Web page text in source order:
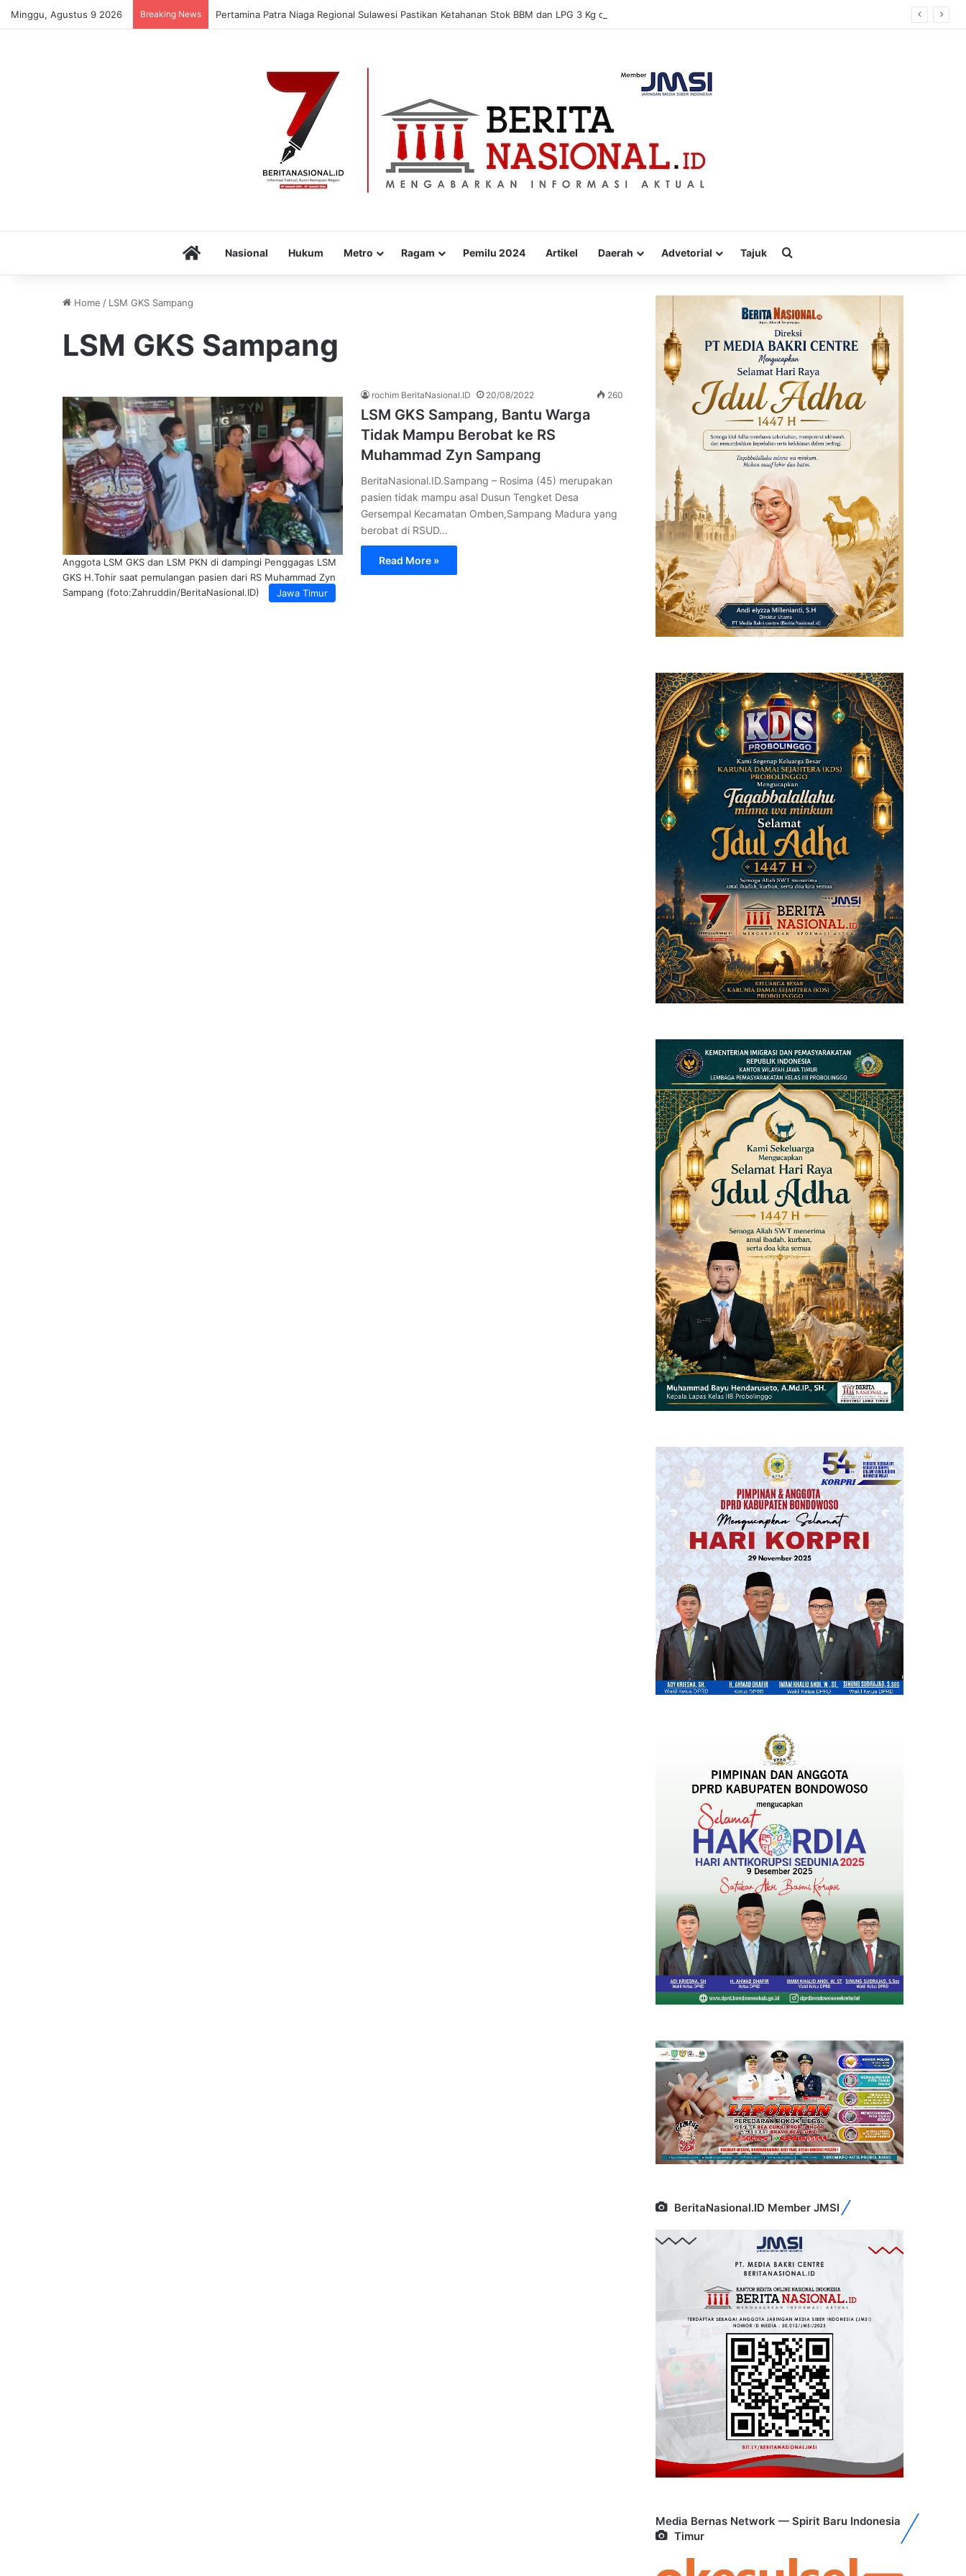
Minggu, Agustus 9 2026 Breaking News Pertamina Patra Niaga Regional Sulawesi Pastikan Ketahanan Stok BBM dan LPG 3 Kg di Bone
HomeNasional Hukum Metro Ragam Pemilu 2024 Artikel Daerah Advetorial Tajuk
Home / LSM GKS Sampang
LSM GKS Sampang
Jawa Timur
Anggota LSM GKS dan LSM PKN di dampingi Penggagas LSM
GKS H.Tohir saat pemulangan pasien dari RS Muhammad Zyn
Sampang (foto:Zahruddin/BeritaNasional.ID)
rochim BeritaNasional.ID 20/08/2022 260
LSM GKS Sampang, Bantu Warga
Tidak Mampu Berobat ke RS
Muhammad Zyn Sampang
BeritaNasional.ID.Sampang – Rosima (45) merupakan
pasien tidak mampu asal Dusun Tengket Desa
Gersempal Kecamatan Omben,Sampang Madura yang
berobat di RSUD…
Read More »
BeritaNasional.ID Member JMSI
Media Bernas Network — Spirit Baru Indonesia
Timur